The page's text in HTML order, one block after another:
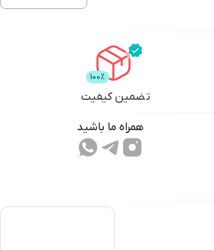
تضمین کیفیت
همراه ما باشید